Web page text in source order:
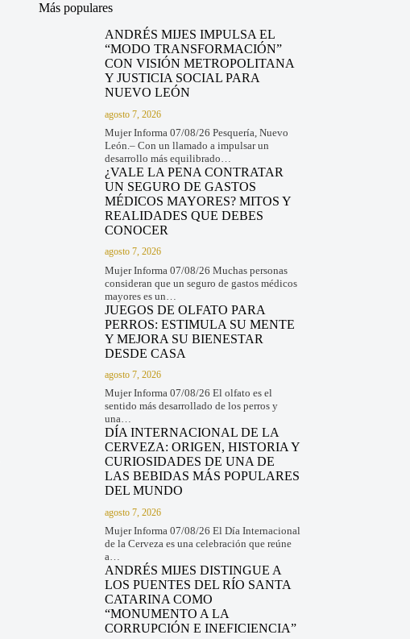
Más populares
ANDRÉS MIJES IMPULSA EL
“MODO TRANSFORMACIÓN”
CON VISIÓN METROPOLITANA
Y JUSTICIA SOCIAL PARA
NUEVO LEÓN
agosto 7, 2026
Mujer Informa 07/08/26 Pesquería, Nuevo
León.– Con un llamado a impulsar un
desarrollo más equilibrado…
¿VALE LA PENA CONTRATAR
UN SEGURO DE GASTOS
MÉDICOS MAYORES? MITOS Y
REALIDADES QUE DEBES
CONOCER
agosto 7, 2026
Mujer Informa 07/08/26 Muchas personas
consideran que un seguro de gastos médicos
mayores es un…
JUEGOS DE OLFATO PARA
PERROS: ESTIMULA SU MENTE
Y MEJORA SU BIENESTAR
DESDE CASA
agosto 7, 2026
Mujer Informa 07/08/26 El olfato es el
sentido más desarrollado de los perros y
una…
DÍA INTERNACIONAL DE LA
CERVEZA: ORIGEN, HISTORIA Y
CURIOSIDADES DE UNA DE
LAS BEBIDAS MÁS POPULARES
DEL MUNDO
agosto 7, 2026
Mujer Informa 07/08/26 El Día Internacional
de la Cerveza es una celebración que reúne
a…
ANDRÉS MIJES DISTINGUE A
LOS PUENTES DEL RÍO SANTA
CATARINA COMO
“MONUMENTO A LA
CORRUPCIÓN E INEFICIENCIA”